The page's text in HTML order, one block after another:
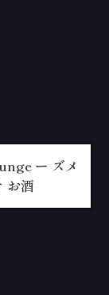
ー ズメ
お酒